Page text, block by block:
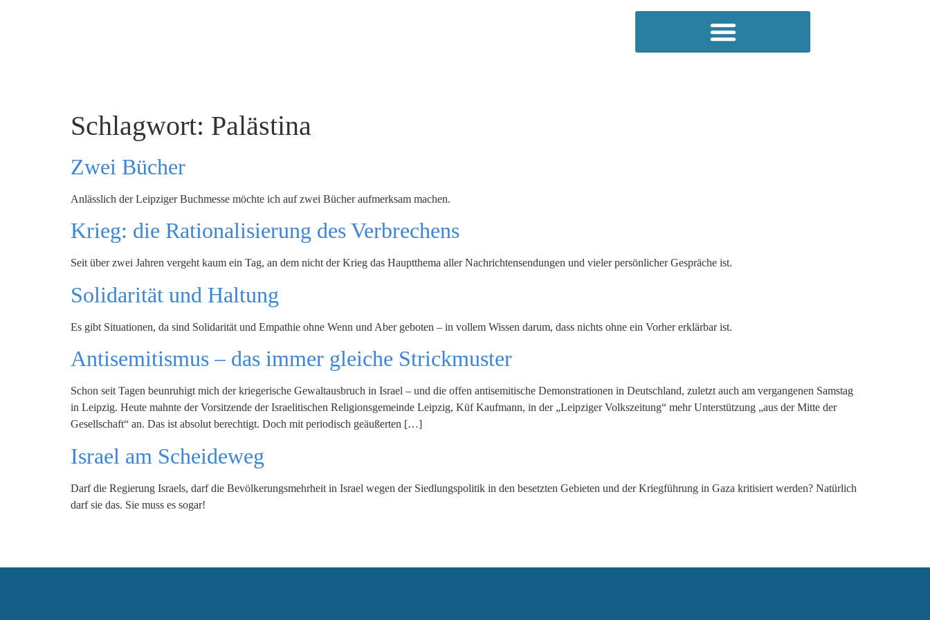
Schlagwort: Palästina
Zwei Bücher
Anlässlich der Leipziger Buchmesse möchte ich auf zwei Bücher aufmerksam machen.
Krieg: die Rationalisierung des Verbrechens
Seit über zwei Jahren vergeht kaum ein Tag, an dem nicht der Krieg das Hauptthema aller Nachrichtensendungen und vieler persönlicher Gespräche ist.
Solidarität und Haltung
Es gibt Situationen, da sind Solidarität und Empathie ohne Wenn und Aber geboten – in vollem Wissen darum, dass nichts ohne ein Vorher erklärbar ist.
Antisemitismus – das immer gleiche Strickmuster
Schon seit Tagen beunruhigt mich der kriegerische Gewaltausbruch in Israel – und die offen antisemitische Demonstrationen in Deutschland, zuletzt auch am vergangenen Samstag
in Leipzig. Heute mahnte der Vorsitzende der Israelitischen Religionsgemeinde Leipzig, Küf Kaufmann, in der „Leipziger Volkszeitung“ mehr Unterstützung „aus der Mitte der
Gesellschaft“ an. Das ist absolut berechtigt. Doch mit periodisch geäußerten […]
Israel am Scheideweg
Darf die Regierung Israels, darf die Bevölkerungsmehrheit in Israel wegen der Siedlungspolitik in den besetzten Gebieten und der Kriegführung in Gaza kritisiert werden? Natürlich
darf sie das. Sie muss es sogar!